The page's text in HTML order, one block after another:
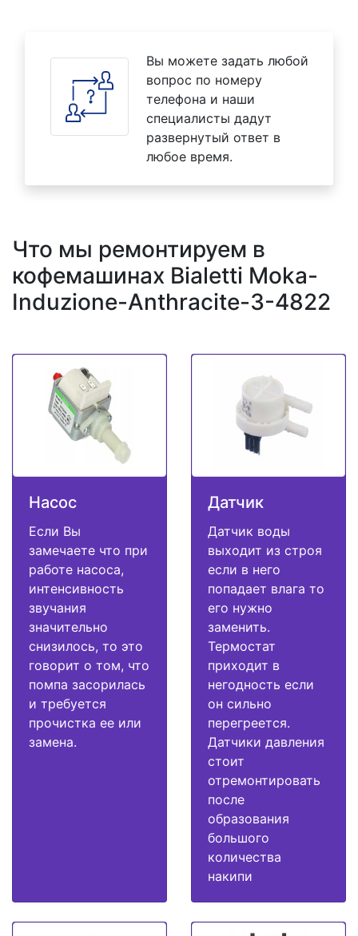
Вы можете задать любой
вопрос по номеру
телефона и наши
специалисты дадут
развернутый ответ в
любое время.
Что мы ремонтируем в
кофемашинах Bialetti Moka-
Induzione-Anthracite-3-4822
Насос
Если Вы
замечаете что при
работе насоса,
интенсивность
звучания
значительно
снизилось, то это
говорит о том, что
помпа засорилась
и требуется
прочистка ее или
замена.
Датчик
Датчик воды
выходит из строя
если в него
попадает влага то
его нужно
заменить.
Термостат
приходит в
негодность если
он сильно
перегреется.
Датчики давления
стоит
отремонтировать
после
образования
большого
количества
накипи